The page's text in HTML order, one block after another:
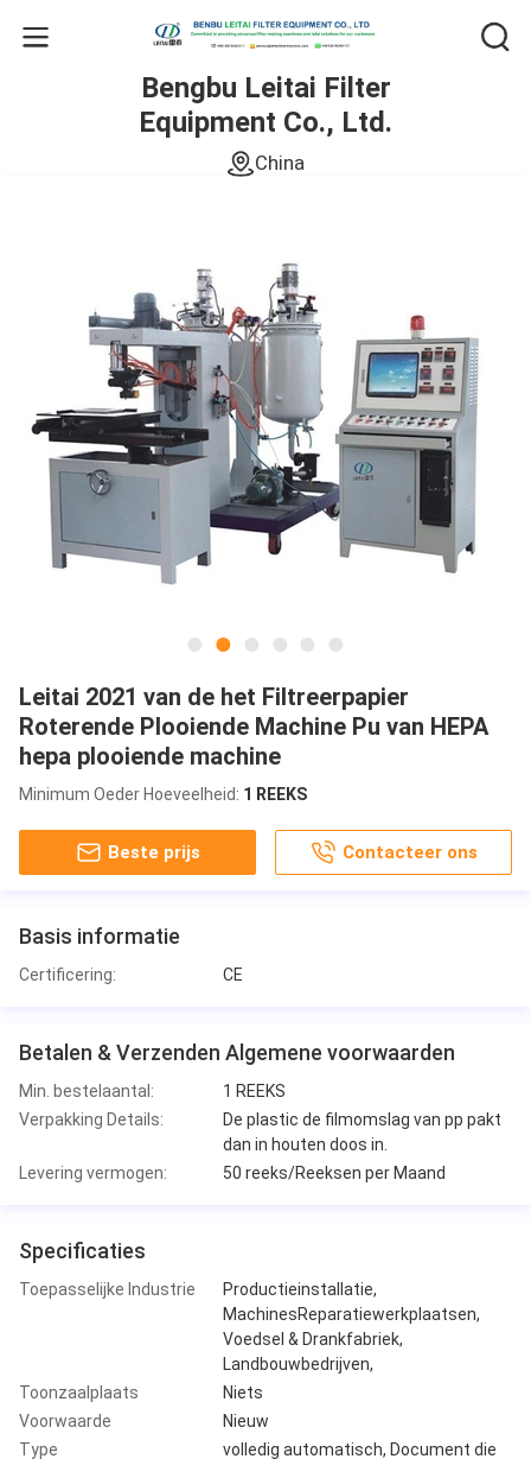
Bengbu Leitai Filter
Equipment Co., Ltd.
China
Leitai 2021 van de het Filtreerpapier
Roterende Plooiende Machine Pu van HEPA
hepa plooiende machine
Minimum Oeder Hoeveelheid: 1 REEKS
Beste prijs Contacteer ons
Basis informatie
Certificering: CE
Betalen & Verzenden Algemene voorwaarden
Min. bestelaantal:
1 REEKS
Verpakking Details:
De plastic de filmomslag van pp pakt
dan in houten doos in.
Levering vermogen:
50 reeks/Reeksen per Maand
Specificaties
Toepasselijke Industrie
Productieinstallatie,
MachinesReparatiewerkplaatsen,
Voedsel & Drankfabriek,
Landbouwbedrijven,
Toonzaalplaats
Niets
Voorwaarde
Nieuw
Type
volledig automatisch, Document die